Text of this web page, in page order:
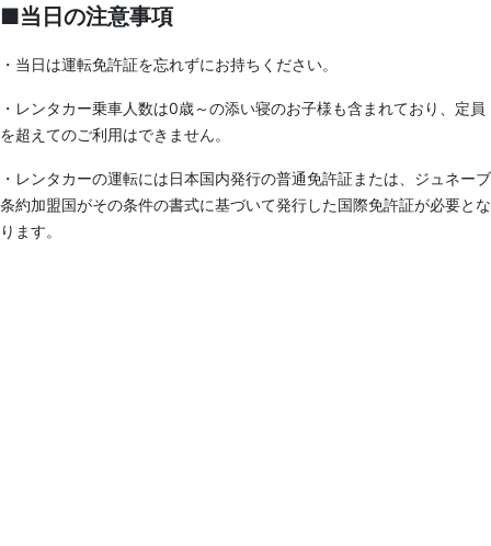
■当日の注意事項
・当日は運転免許証を忘れずにお持ちください。
・レンタカー乗車人数は0歳～の添い寝のお子様も含まれており、定員
を超えてのご利用はできません。
・レンタカーの運転には日本国内発行の普通免許証または、ジュネーブ
条約加盟国がその条件の書式に基づいて発行した国際免許証が必要とな
ります。